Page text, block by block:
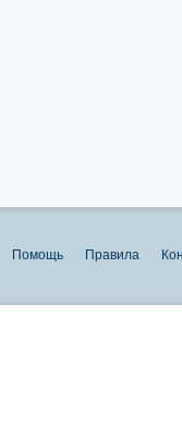
Помощь Правила